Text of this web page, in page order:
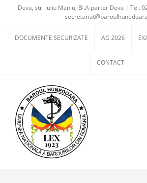
content
Deva, str. Iuliu Maniu, Bl.A-parter Deva | Tel.
DOCUMENTE SECURIZATE AG 2026
CONTACT